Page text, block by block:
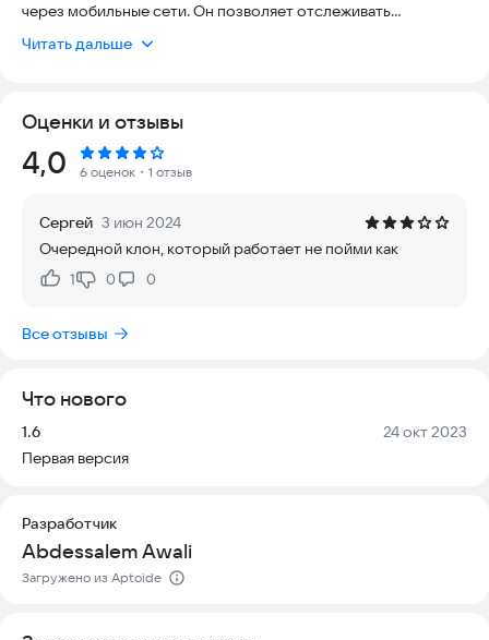
через мобильные сети. Он позволяет отслеживать
вашем интернет-соединении. Internet Speed Meter Lite
уведомлений. Это помогает всегда быть в курсе состояния
сетевого подключения, даже если вы не открыли
приложение. Приложение поддерживает работу в фоновом
режиме и не требует постоянного взаимодействия с
управлением Android и не требует сложной настройки.
Установите приложение и получайте точные данные о
скорости интернета в любое время.
Читать дальше
Оценки и отзывы
Рейтинг:
4,0 6 оценок ・1 отзыв
Сергей 3 июн 2024
Очередной клон, который работает не пойми как
Нравится:
1Не нравится:
0 0
Все отзывы
Что нового
Версия:
1.6 Дата:
24 окт 2023
Первая версия
Разработчик
Abdessalem Awali
Загружено из Aptoide